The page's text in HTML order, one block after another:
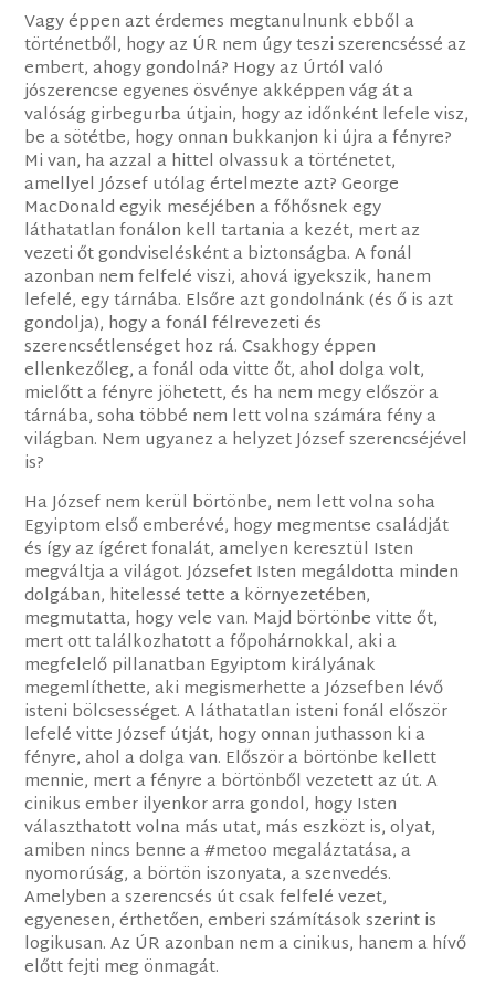
Vagy éppen azt érdemes megtanulnunk ebből a
történetből, hogy az ÚR nem úgy teszi szerencséssé az
embert, ahogy gondolná? Hogy az Úrtól való
jószerencse egyenes ösvénye akképpen vág át a
valóság girbegurba útjain, hogy az időnként lefele visz,
be a sötétbe, hogy onnan bukkanjon ki újra a fényre?
Mi van, ha azzal a hittel olvassuk a történetet,
amellyel József utólag értelmezte azt? George
MacDonald egyik meséjében a főhősnek egy
láthatatlan fonálon kell tartania a kezét, mert az
vezeti őt gondviselésként a biztonságba. A fonál
azonban nem felfelé viszi, ahová igyekszik, hanem
lefelé, egy tárnába. Elsőre azt gondolnánk (és ő is azt
gondolja), hogy a fonál félrevezeti és
szerencsétlenséget hoz rá. Csakhogy éppen
ellenkezőleg, a fonál oda vitte őt, ahol dolga volt,
mielőtt a fényre jöhetett, és ha nem megy először a
tárnába, soha többé nem lett volna számára fény a
világban. Nem ugyanez a helyzet József szerencséjével
is?
Ha József nem kerül börtönbe, nem lett volna soha
Egyiptom első emberévé, hogy megmentse családját
és így az ígéret fonalát, amelyen keresztül Isten
megváltja a világot. Józsefet Isten megáldotta minden
dolgában, hitelessé tette a környezetében,
megmutatta, hogy vele van. Majd börtönbe vitte őt,
mert ott találkozhatott a főpohárnokkal, aki a
megfelelő pillanatban Egyiptom királyának
megemlíthette, aki megismerhette a Józsefben lévő
isteni bölcsességet. A láthatatlan isteni fonál először
lefelé vitte József útját, hogy onnan juthasson ki a
fényre, ahol a dolga van. Először a börtönbe kellett
mennie, mert a fényre a börtönből vezetett az út. A
cinikus ember ilyenkor arra gondol, hogy Isten
választhatott volna más utat, más eszközt is, olyat,
amiben nincs benne a #metoo megaláztatása, a
nyomorúság, a börtön iszonyata, a szenvedés.
Amelyben a szerencsés út csak felfelé vezet,
egyenesen, érthetően, emberi számítások szerint is
logikusan. Az ÚR azonban nem a cinikus, hanem a hívő
előtt fejti meg önmagát.